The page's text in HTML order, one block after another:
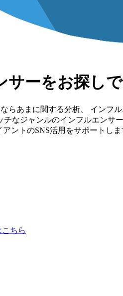
ーをお探し
らあまに関する分析、 イン
なジャンルのインフルエン
ントのSNS活用をサポートしま
ちら